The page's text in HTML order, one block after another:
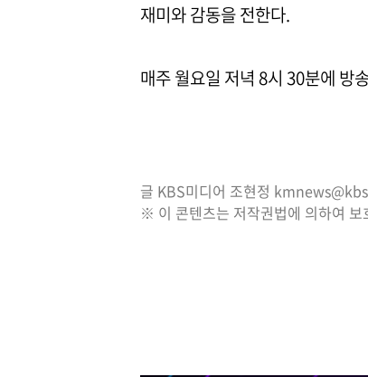
재미와 감동을 전한다.
매주 월요일 저녁 8시 30분에 방
글 KBS미디어 조현정
※ 이 콘텐츠는 저작권법에 의하여 보